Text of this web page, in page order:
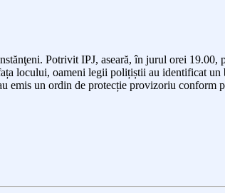
Potrivit IPJ, aseară, în jurul orei 19.00,
locului, oameni legii polițiștii au identificat un
emis un ordin de protecție provizoriu